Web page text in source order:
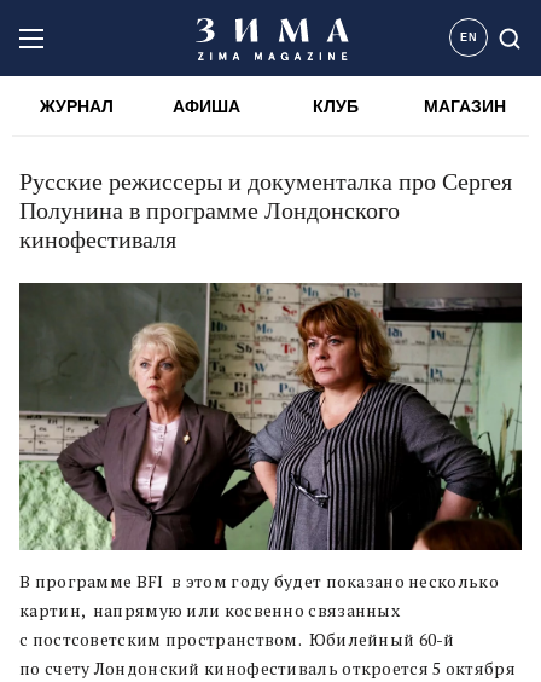
EN
ЖУРНАЛ АФИША КЛУБ МАГАЗИН
Русские режиссеры и документалка про Сергея
Полунина в программе Лондонского
кинофестиваля
В программе BFI в этом году будет показано несколько
картин, напрямую или косвенно связанных
с постсоветским пространством. Юбилейный 60-й
по счету Лондонский кинофестиваль откроется 5 октября